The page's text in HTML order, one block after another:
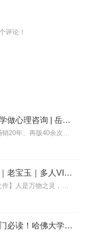
评论！
登天的感觉：我在哈佛大学做心理咨询 | 岳晓东 | 心理学
※中国心理学普及奠基之作，畅销20年、再版40余次；※高校心理学系、心理咨询培训机构推荐必读书目；※十个经典咨询案例+十个督导故事，常看常新，简单实用...
蛊真人｜大爱仙尊｜热血｜老宝玉｜多人VIP免费有声剧
内容简介【黑暗文反派流封神之作】人是万物之灵，蛊是天地真精。一个穿越者不断重生的故事。一个养蛊、炼蛊、用蛊的奇特世界。配音组（男角色）老宝玉旁白...
登天的感觉：心理咨询入门必读！哈佛大学心理咨询博士